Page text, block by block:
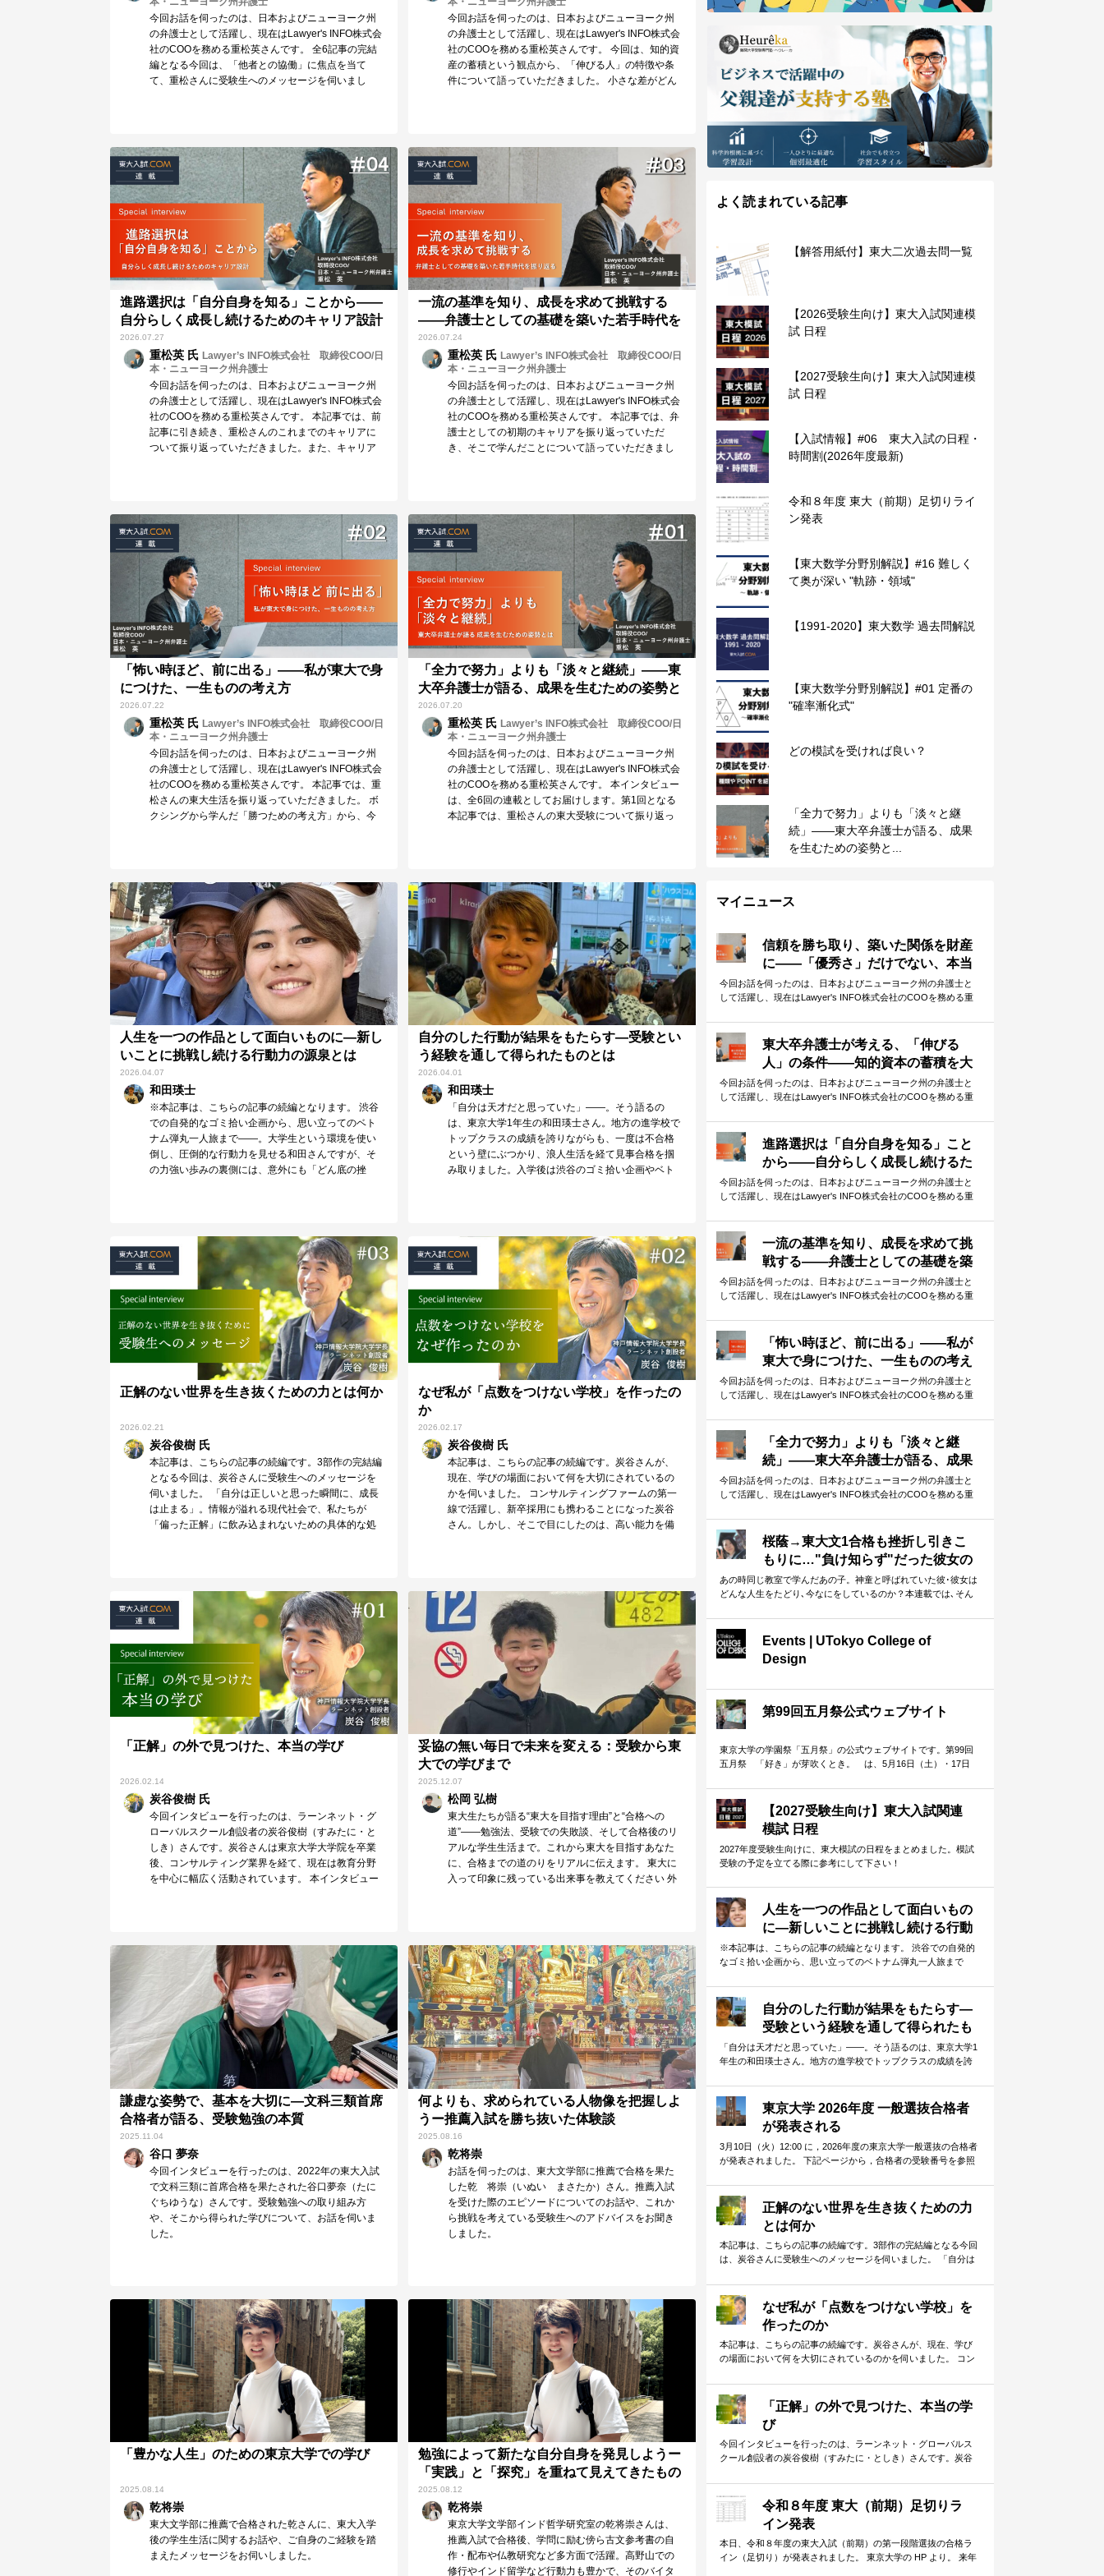
今回お話を伺ったのは、日本およびニューヨーク州
の弁護士として活躍し、現在はLawyer's INFO株式会
社のCOOを務める重松英さんです。 全6記事の完結
編となる今回は、「他者との協働」に焦点を当て
て、重松さんに受験生へのメッセージを伺いまし
ってくださりました。
今回お話を伺ったのは、日本およびニューヨーク州
の弁護士として活躍し、現在はLawyer's INFO株式会
社のCOOを務める重松英さんです。 今回は、知的資
産の蓄積という観点から、「伸びる人」の特徴や条
件について語っていただきました。 小さな差がどん
進路選択は「自分自身を知る」ことから——
自分らしく成長し続けるためのキャリア設計
2026.07.27
重松英 氏Lawyer’s INFO株式会社 取締役COO/日
本・ニューヨーク州弁護士
今回お話を伺ったのは、日本およびニューヨーク州
の弁護士として活躍し、現在はLawyer's INFO株式会
社のCOOを務める重松英さんです。 本記事では、前
記事に引き続き、重松さんのこれまでのキャリアに
ついて振り返っていただきました。また、キャリア
一流の基準を知り、成長を求めて挑戦する
——弁護士としての基礎を築いた若手時代を
振り返る
2026.07.24
重松英 氏Lawyer’s INFO株式会社 取締役COO/日
本・ニューヨーク州弁護士
今回お話を伺ったのは、日本およびニューヨーク州
の弁護士として活躍し、現在はLawyer's INFO株式会
社のCOOを務める重松英さんです。 本記事では、弁
護士としての初期のキャリアを振り返っていただ
き、そこで学んだことについて語っていただきまし
「怖い時ほど、前に出る」——私が東大で身
につけた、一生ものの考え方
2026.07.22
重松英 氏Lawyer’s INFO株式会社 取締役COO/日
本・ニューヨーク州弁護士
今回お話を伺ったのは、日本およびニューヨーク州
の弁護士として活躍し、現在はLawyer's INFO株式会
社のCOOを務める重松英さんです。 本記事では、重
松さんの東大生活を振り返っていただきました。 ボ
クシングから学んだ「勝つための考え方」から、今
「全力で努力」よりも「淡々と継続」——東
大卒弁護士が語る、成果を生むための姿勢と
は
2026.07.20
重松英 氏Lawyer’s INFO株式会社 取締役COO/日
本・ニューヨーク州弁護士
今回お話を伺ったのは、日本およびニューヨーク州
の弁護士として活躍し、現在はLawyer's INFO株式会
社のCOOを務める重松英さんです。 本インタビュー
は、全6回の連載としてお届けします。第1回となる
本記事では、重松さんの東大受験について振り返っ
人生を一つの作品として面白いものに―新し
いことに挑戦し続ける行動力の源泉とは
2026.04.07
和田瑛士
※本記事は、こちらの記事の続編となります。 渋谷
での自発的なゴミ拾い企画から、思い立ってのベト
ナム弾丸一人旅まで——。大学生という環境を使い
倒し、圧倒的な行動力を見せる和田さんですが、そ
の力強い歩みの裏側には、意外にも「どん底の挫
自分のした行動が結果をもたらす―受験とい
う経験を通して得られたものとは
2026.04.01
和田瑛士
「自分は天才だと思っていた」——。そう語るの
は、東京大学1年生の和田瑛士さん。地方の進学校で
トップクラスの成績を誇りながらも、一度は不合格
という壁にぶつかり、浪人生活を経て見事合格を掴
み取りました。入学後は渋谷のゴミ拾い企画やベト
正解のない世界を生き抜くための力とは何か
2026.02.21
炭谷俊樹 氏
本記事は、こちらの記事の続編です。3部作の完結編
となる今回は、炭谷さんに受験生へのメッセージを
伺いました。 「自分は正しいと思った瞬間に、成長
は止まる」。情報が溢れる現代社会で、私たちが
「偏った正解」に飲み込まれないための具体的な処
なぜ私が「点数をつけない学校」を作ったの
か
2026.02.17
炭谷俊樹 氏
本記事は、こちらの記事の続編です。炭谷さんが、
現在、学びの場面において何を大切にされているの
かを伺いました。 コンサルティングファームの第一
線で活躍し、新卒採用にも携わることになった炭谷
さん。しかし、そこで目にしたのは、高い能力を備
「正解」の外で見つけた、本当の学び
2026.02.14
炭谷俊樹 氏
今回インタビューを行ったのは、ラーンネット・グ
ローバルスクール創設者の炭谷俊樹（すみたに・と
しき）さんです。炭谷さんは東京大学大学院を卒業
後、コンサルティング業界を経て、現在は教育分野
を中心に幅広く活動されています。 本インタビュー
妥協の無い毎日で未来を変える：受験から東
大での学びまで
2025.12.07
松岡 弘樹
東大生たちが語る“東大を目指す理由”と“合格への
道”――勉強法、受験での失敗談、そして合格後のリ
アルな学生生活まで。これから東大を目指すあなた
に、合格までの道のりをリアルに伝えます。 東大に
入って印象に残っている出来事を教えてください 外
謙虚な姿勢で、基本を大切に―文科三類首席
合格者が語る、受験勉強の本質
2025.11.04
谷口 夢奈
今回インタビューを行ったのは、2022年の東大入試
で文科三類に首席合格を果たされた谷口夢奈（たに
ぐちゆうな）さんです。受験勉強への取り組み方
や、そこから得られた学びについて、お話を伺いま
した。
何よりも、求められている人物像を把握しよ
うー推薦入試を勝ち抜いた体験談
2025.08.16
乾将崇
お話を伺ったのは、東大文学部に推薦で合格を果た
した乾 将崇（いぬい まさたか）さん。推薦入試
を受けた際のエピソードについてのお話や、これか
ら挑戦を考えている受験生へのアドバイスをお聞き
しました。
「豊かな人生」のための東京大学での学び
2025.08.14
乾将崇
東大文学部に推薦で合格された乾さんに、東大入学
後の学生生活に関するお話や、ご自身のご経験を踏
まえたメッセージをお伺いしました。
勉強によって新たな自分自身を発見しようー
「実践」と「探究」を重ねて見えてきたもの
2025.08.12
乾将崇
東京大学文学部インド哲学研究室の乾将崇さんは、
推薦入試で合格後、学問に励む傍ら古文参考書の自
作・配布や仏教研究など多方面で活躍。高野山での
修行やインド留学など行動力も豊かで、そのバイタ
よく読まれている記事
【解答用紙付】東大二次過去問一覧
【2026受験生向け】東大入試関連模
試 日程
【2027受験生向け】東大入試関連模
試 日程
【入試情報】#06 東大入試の日程・
時間割(2026年度最新)
令和８年度 東大（前期）足切りライ
ン発表
【東大数学分野別解説】#16 難しく
て奥が深い "軌跡・領域"
【1991-2020】東大数学 過去問解説
【東大数学分野別解説】#01 定番の
"確率漸化式"
どの模試を受ければ良い？
「全力で努力」よりも「淡々と継
続」——東大卒弁護士が語る、成果
を生むための姿勢と...
マイニュース
信頼を勝ち取り、築いた関係を財産
に——「優秀さ」だけでない、本当
に大切なこと
今回お話を伺ったのは、日本およびニューヨーク州の弁護士と
して活躍し、現在はLawyer's INFO株式会社のCOOを務める重
働」に焦点を当てて、重松さんに受験生へのメッセージを伺い
ました。 他者との「弱い繋がり」を大切にする重要性、そし
て、その前提となる信頼構築の必要性。弁護士として、自らも
ネットワークを活かしてダイナミックに活躍されてきた重松さ
んが、体験談をもとに語ってくださりました。
東大卒弁護士が考える、「伸びる
人」の条件——知的資本の蓄積を大
切に
今回お話を伺ったのは、日本およびニューヨーク州の弁護士と
して活躍し、現在はLawyer's INFO株式会社のCOOを務める重
びる人」の特徴や条件について語っていただきました。 小さな
差がどんどん積み重なり、最終的には大きな差として現れる受
験勉強の中で、少しでも早い段階から意識しておくべきことは
何か。貴重なお話を伺うことができました。
進路選択は「自分自身を知る」こと
から——自分らしく成長し続けるた
めのキャリア設計
今回お話を伺ったのは、日本およびニューヨーク州の弁護士と
して活躍し、現在はLawyer's INFO株式会社のCOOを務める重
れまでのキャリアについて振り返っていただきました。また、
キャリア選択についてのお考えや、これからキャリアを考える
方々へのアドバイスもお伺いしました。 現在進路選択に迷って
いる方にとっても、参考となる指針がつまった内容となってい
ます。
一流の基準を知り、成長を求めて挑
戦する——弁護士としての基礎を築
いた若手時代を振り返る
今回お話を伺ったのは、日本およびニューヨーク州の弁護士と
して活躍し、現在はLawyer's INFO株式会社のCOOを務める重
振り返っていただき、そこで学んだことについて語っていただ
きました。 ファーストキャリアで学んだ、一流事務所の仕事の
基準。そして、さらなる成長を求めての決断。 華やかな経歴の
裏側には、自分なりの答えを探し続けた挑戦の連続がありまし
た。
「怖い時ほど、前に出る」——私が
東大で身につけた、一生ものの考え
方
今回お話を伺ったのは、日本およびニューヨーク州の弁護士と
して活躍し、現在はLawyer's INFO株式会社のCOOを務める重
いただきました。 ボクシングから学んだ「勝つための考え方」
から、今振り返ってわかる「東大を目指す本当の意味」まで。
貴重なお話を伺うことができました。
「全力で努力」よりも「淡々と継
続」——東大卒弁護士が語る、成果
を生むための姿勢とは
今回お話を伺ったのは、日本およびニューヨーク州の弁護士と
して活躍し、現在はLawyer's INFO株式会社のCOOを務める重
ます。第1回となる本記事では、重松さんの東大受験について振
り返っていただきました。 ゴールから逆算して計画した上で、
「全力で努力」より「淡々と継続」 ーー実体験に基づく重松さ
んのお話は、受験勉強に励む方に多くの示唆を与えてくれるは
ずです。
桜蔭→東大文1合格も挫折し引きこ
もりに…"負け知らず"だった彼女の
初めての失敗と再起のきっかけ
あの時同じ教室で学んだあの子。神童と呼ばれていた彼･彼女は
どんな人生をたどり､今なにをしているのか？本連載では､そん
Events | UTokyo College of
Design
第99回五月祭公式ウェブサイト
東京大学の学園祭「五月祭」の公式ウェブサイトです。第99回
五月祭 「好き」が芽吹くとき。 は、5月16日（土）・17日
【2027受験生向け】東大入試関連
模試 日程
2027年度受験生向けに、東大模試の日程をまとめました。模試
受験の予定を立てる際に参考にして下さい！
人生を一つの作品として面白いもの
に―新しいことに挑戦し続ける行動
力の源泉とは
※本記事は、こちらの記事の続編となります。 渋谷での自発的
なゴミ拾い企画から、思い立ってのベトナム弾丸一人旅まで
自分のした行動が結果をもたらす―
受験という経験を通して得られたも
のとは
「自分は天才だと思っていた」——。そう語るのは、東京大学1
年生の和田瑛士さん。地方の進学校でトップクラスの成績を誇
東京大学 2026年度 一般選抜合格者
が発表される
3月10日（火）12:00 に，2026年度の東京大学一般選抜の合格者
が発表されました。 下記ページから，合格者の受験番号を参照
正解のない世界を生き抜くための力
とは何か
本記事は、こちらの記事の続編です。3部作の完結編となる今回
は、炭谷さんに受験生へのメッセージを伺いました。 「自分は
なぜ私が「点数をつけない学校」を
作ったのか
本記事は、こちらの記事の続編です。炭谷さんが、現在、学び
の場面において何を大切にされているのかを伺いました。 コン
「正解」の外で見つけた、本当の学
び
今回インタビューを行ったのは、ラーンネット・グローバルス
クール創設者の炭谷俊樹（すみたに・としき）さんです。炭谷
令和８年度 東大（前期）足切りラ
イン発表
本日、令和８年度の東大入試（前期）の第一段階選抜の合格ラ
イン（足切り）が発表されました。 東京大学の HP より。 来年